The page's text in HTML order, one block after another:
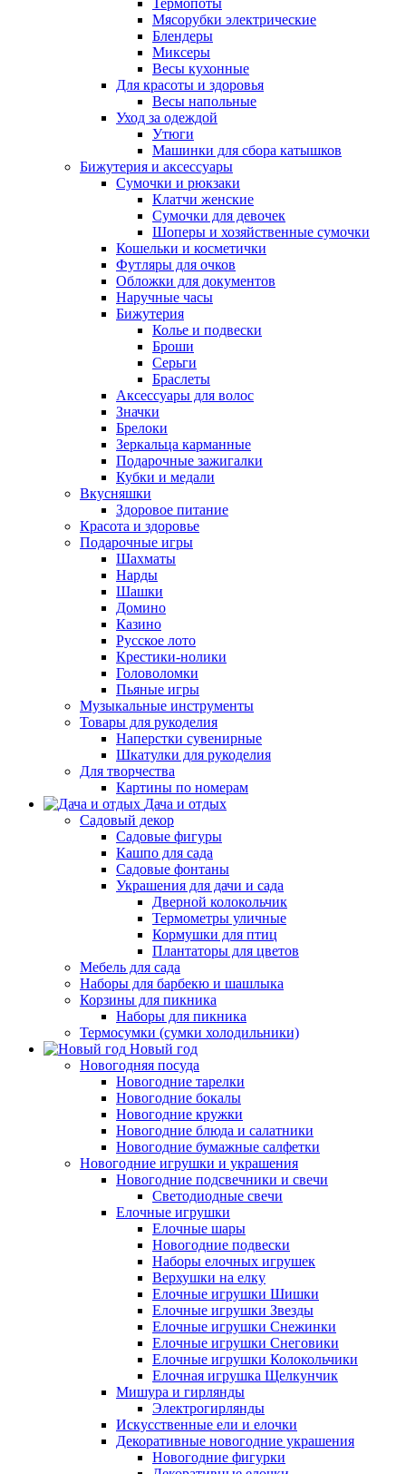
Термопоты
Мясорубки электрические
Блендеры
Миксеры
Весы кухонные
Для красоты и здоровья
Весы напольные
Уход за одеждой
Утюги
Машинки для сбора катышков
Бижутерия и аксессуары
Сумочки и рюкзаки
Клатчи женские
Сумочки для девочек
Шоперы и хозяйственные сумочки
Кошельки и косметички
Футляры для очков
Обложки для документов
Наручные часы
Бижутерия
Колье и подвески
Броши
Серьги
Браслеты
Аксессуары для волос
Значки
Брелоки
Зеркальца карманные
Подарочные зажигалки
Кубки и медали
Вкусняшки
Здоровое питание
Красота и здоровье
Подарочные игры
Шахматы
Нарды
Шашки
Домино
Казино
Русское лото
Крестики-нолики
Головоломки
Пьяные игры
Музыкальные инструменты
Товары для рукоделия
Наперстки сувенирные
Шкатулки для рукоделия
Для творчества
Картины по номерам
Дача и отдых
Садовый декор
Садовые фигуры
Кашпо для сада
Садовые фонтаны
Украшения для дачи и сада
Дверной колокольчик
Термометры уличные
Кормушки для птиц
Плантаторы для цветов
Мебель для сада
Наборы для барбекю и шашлыка
Корзины для пикника
Наборы для пикника
Термосумки (сумки холодильники)
Новый год
Новогодняя посуда
Новогодние тарелки
Новогодние бокалы
Новогодние кружки
Новогодние блюда и салатники
Новогодние бумажные салфетки
Новогодние игрушки и украшения
Новогодние подсвечники и свечи
Светодиодные свечи
Елочные игрушки
Елочные шары
Новогодние подвески
Наборы елочных игрушек
Верхушки на елку
Елочные игрушки Шишки
Елочные игрушки Звезды
Елочные игрушки Снежинки
Елочные игрушки Снеговики
Елочные игрушки Колокольчики
Елочная игрушка Щелкунчик
Мишура и гирлянды
Электрогирлянды
Искусственные ели и елочки
Декоративные новогодние украшения
Новогодние фигурки